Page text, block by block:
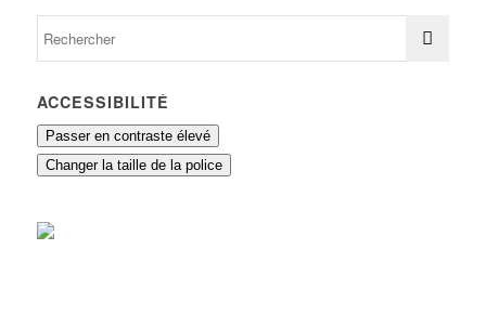
ACCESSIBILITÉ
Passer en contraste élevé
Changer la taille de la police